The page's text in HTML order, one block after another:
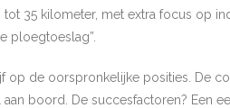
35 kilometer, met extra focus op
ploegtoeslag”.
op de oorspronkelijke posities. De
boord. De succesfactoren? Een